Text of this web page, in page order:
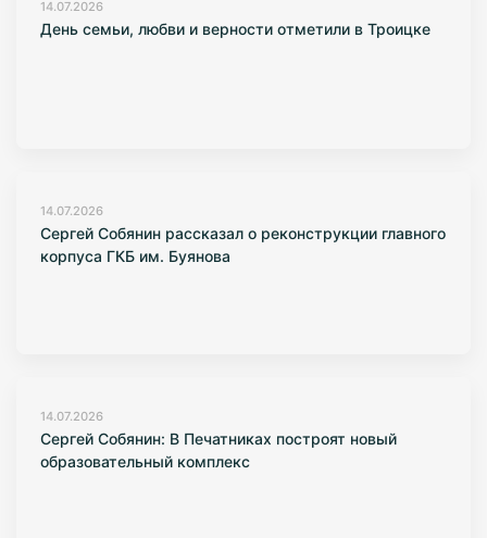
14.07.2026
День семьи, любви и верности отметили в Троицке
14.07.2026
Сергей Собянин рассказал о реконструкции главного
корпуса ГКБ им. Буянова
14.07.2026
Сергей Собянин: В Печатниках построят новый
образовательный комплекс